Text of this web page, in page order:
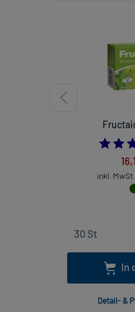
inkl. MwSt.
In
Detail- &